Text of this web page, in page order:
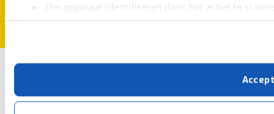
Uw apparaat identificeren door het actief te
Lees meer over hoe uw persoonlijke gegevens worden
Met cookies en vergelijkbare technieken zorgen we
cookies zorgen ervoor dat de website goed werkt.
verbeteren. We tonen je graag relevante advertenties